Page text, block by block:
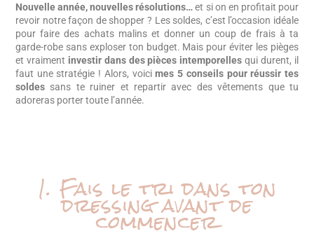
Nouvelle année, nouvelles résolutions…et si on en profitait pour
revoir notre façon de shopper ? Les soldes, c’est l’occasion idéale
pour faire des achats malins et donner un coup de frais à ta
garde-robe sans exploser ton budget. Mais pour éviter les pièges
et vraiment investir dans des pièces intemporelles qui durent, il
faut une stratégie ! Alors, voicimes5 conseils pour réussir tes
soldes sans te ruiner et repartir avec des vêtements que tu
adoreras porter toute l’année.
1. Fais le tri dans ton
dressing avant de
commencer